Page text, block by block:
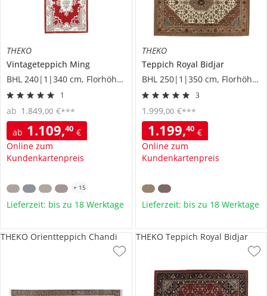
THEKO
Vintageteppich Ming
BHL 240|1|340 cm, Florhöhe 1 cm
1
ab 1.109,40 €
Online zum
Kundenkartenpreis
ab 1.849,00 €***
+ 15
Lieferzeit: bis zu 18 Werktage
THEKO
Teppich Royal Bidjar
BHL 250|1|350 cm, Florhöhe 1,2 cm
3
1.199,40 €
Online zum
Kundenkartenpreis
1.999,00 €***
Lieferzeit: bis zu 18 Werktage
THEKO Orientteppich Chandi THEKO Teppich Royal Bidjar